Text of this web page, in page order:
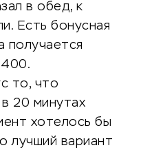
в обед, к
Есть бонусная
получается
400.
то, что
20 минутах
хотелось бы
лучший вариант